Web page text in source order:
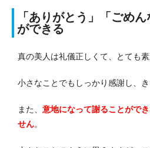
「ありがとう」「ごめ
ができる
真の美人は礼儀正しくて、とても素
小さなことでもしっかり感謝し、
また、 意地になって謝ることがで
せん。